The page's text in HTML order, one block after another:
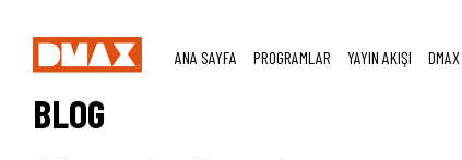
ANA SAYFA PROGRAMLAR YAYIN AKIŞI
BLOG